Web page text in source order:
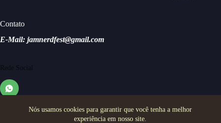
Nós usamos cookies para garantir que você tenha a melhor
experiência em nosso site.
Contato
E-Mail: jamnerdfest@gmail.com
Rede Social